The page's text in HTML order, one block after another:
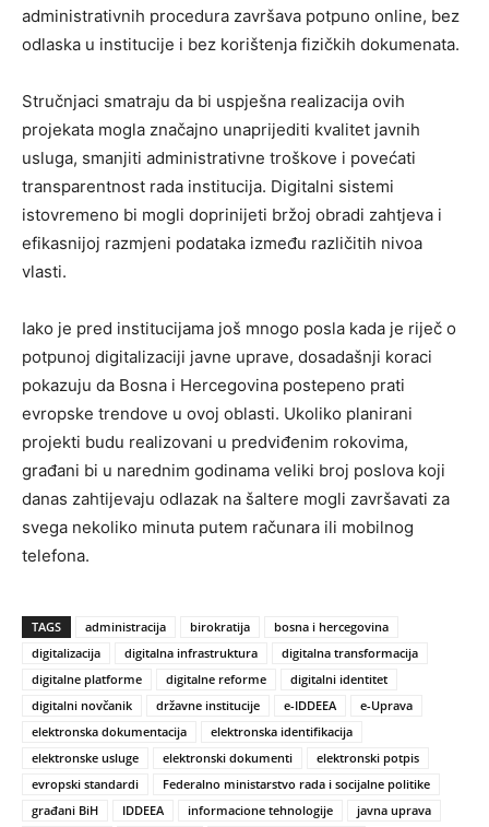
administrativnih procedura završava potpuno online, bez
odlaska u institucije i bez korištenja fizičkih dokumenata.
Stručnjaci smatraju da bi uspješna realizacija ovih
projekata mogla značajno unaprijediti kvalitet javnih
usluga, smanjiti administrativne troškove i povećati
transparentnost rada institucija. Digitalni sistemi
istovremeno bi mogli doprinijeti bržoj obradi zahtjeva i
efikasnijoj razmjeni podataka između različitih nivoa
vlasti.
Iako je pred institucijama još mnogo posla kada je riječ o
potpunoj digitalizaciji javne uprave, dosadašnji koraci
pokazuju da Bosna i Hercegovina postepeno prati
evropske trendove u ovoj oblasti. Ukoliko planirani
projekti budu realizovani u predviđenim rokovima,
građani bi u narednim godinama veliki broj poslova koji
danas zahtijevaju odlazak na šaltere mogli završavati za
svega nekoliko minuta putem računara ili mobilnog
telefona.
TAGS administracija birokratija
bosna i hercegovina
digitalizacija
digitalna infrastruktura
digitalna transformacija
digitalne platforme
digitalne reforme
digitalni identitet
digitalni novčanik
državne institucije e-IDDEEA
e-Uprava
elektronska dokumentacija
elektronska identifikacija
elektronske usluge
elektronski dokumenti
elektronski potpis
evropski standardi
Federalno ministarstvo rada i socijalne politike
građani BiH
IDDEEA informacione tehnologije
javna uprava